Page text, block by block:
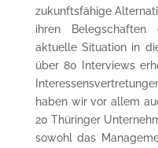
zukunftsfähige
ihren
aktuelle Situation in
über 80 Interviews
haben wir vor allem
20 Thüringer
sowohl das